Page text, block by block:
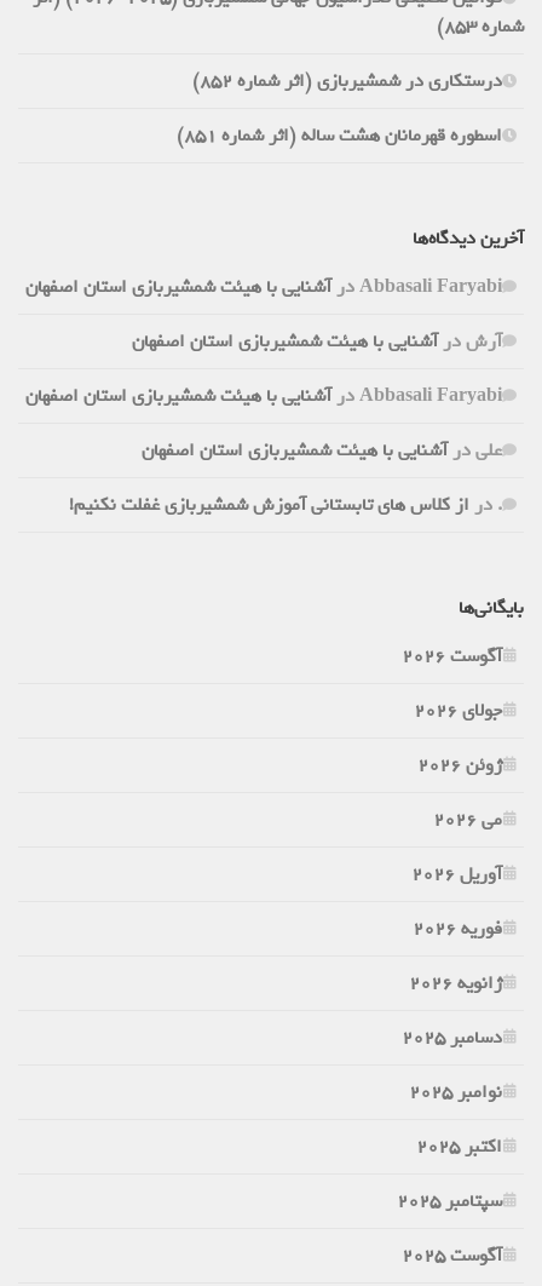
شماره 853)
درستکاری در شمشیربازی (اثر شماره 852)
اسطوره قهرمانان هشت ساله (اثر شماره 851)
آخرین دیدگاه‌ها
Abbasali Faryabiدرآشنایی با هیئت شمشیربازی استان اصفهان
آرشدرآشنایی با هیئت شمشیربازی استان اصفهان
Abbasali Faryabiدرآشنایی با هیئت شمشیربازی استان اصفهان
علیدرآشنایی با هیئت شمشیربازی استان اصفهان
. در از کلاس های تابستانی آموزش شمشیربازی غفلت نکنیم!
بایگانی‌ها
آگوست 2026
جولای 2026
ژوئن 2026
می 2026
آوریل 2026
فوریه 2026
ژانویه 2026
دسامبر 2025
نوامبر 2025
اکتبر 2025
سپتامبر 2025
آگوست 2025